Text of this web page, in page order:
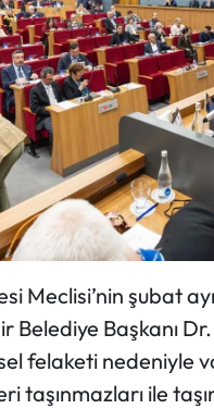
Meclisi’nin şubat
Belediye Başkanı
felaketi nedeniyle
taşınmazları ile